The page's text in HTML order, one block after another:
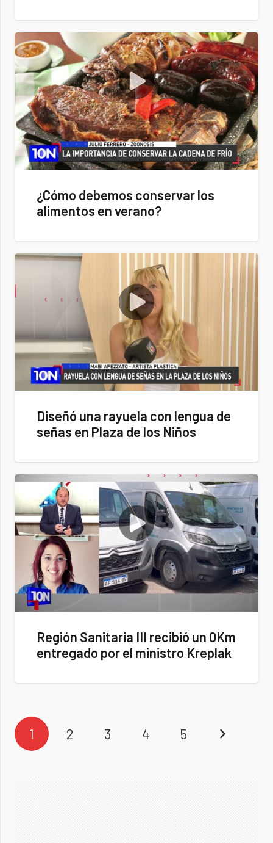
¿Cómo debemos conservar los
alimentos en verano?
Diseñó una rayuela con lengua de
señas en Plaza de los Niños
Región Sanitaria III recibió un 0Km
entregado por el ministro Kreplak
1 2 3 4 5